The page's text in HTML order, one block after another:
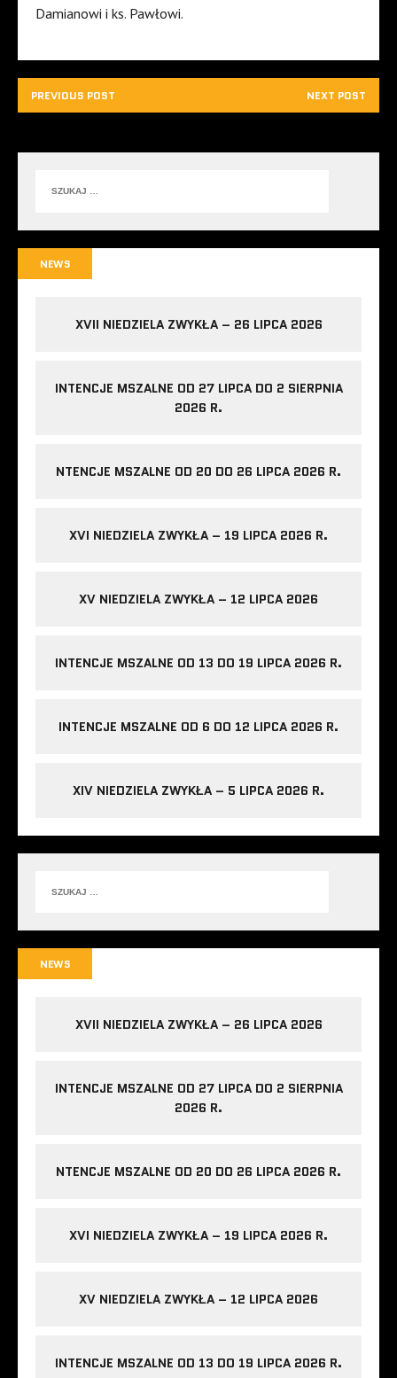
Damianowi i ks. Pawłowi.
PREVIOUS POST NEXT POST
NEWS
XVII NIEDZIELA ZWYKŁA – 26 LIPCA 2026
INTENCJE MSZALNE OD 27 LIPCA DO 2 SIERPNIA
2026 R.
NTENCJE MSZALNE OD 20 DO 26 LIPCA 2026 R.
XVI NIEDZIELA ZWYKŁA – 19 LIPCA 2026 R.
XV NIEDZIELA ZWYKŁA – 12 LIPCA 2026
INTENCJE MSZALNE OD 13 DO 19 LIPCA 2026 R.
INTENCJE MSZALNE OD 6 DO 12 LIPCA 2026 R.
XIV NIEDZIELA ZWYKŁA – 5 LIPCA 2026 R.
NEWS
XVII NIEDZIELA ZWYKŁA – 26 LIPCA 2026
INTENCJE MSZALNE OD 27 LIPCA DO 2 SIERPNIA
2026 R.
NTENCJE MSZALNE OD 20 DO 26 LIPCA 2026 R.
XVI NIEDZIELA ZWYKŁA – 19 LIPCA 2026 R.
XV NIEDZIELA ZWYKŁA – 12 LIPCA 2026
INTENCJE MSZALNE OD 13 DO 19 LIPCA 2026 R.